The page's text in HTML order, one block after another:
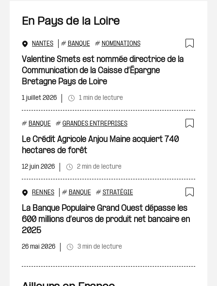
En Pays de la Loire
NANTES # BANQUE # NOMINATIONS
Valentine Smets est nommée directrice de la
Communication de la Caisse d’Épargne
Bretagne Pays de Loire
1 juillet 2026 1 min de lecture
# BANQUE # GRANDES ENTREPRISES
Le Crédit Agricole Anjou Maine acquiert 740
hectares de forêt
12 juin 2026 2 min de lecture
RENNES # BANQUE # STRATÉGIE
La Banque Populaire Grand Ouest dépasse les
600 millions d’euros de produit net bancaire en
2025
26 mai 2026 3 min de lecture